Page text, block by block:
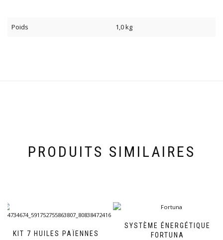
Poids 1,0 kg
PRODUITS SIMILAIRES
KIT 7 HUILES PAÏENNES
SYSTÈME ÉNERGÉTIQUE
FORTUNA